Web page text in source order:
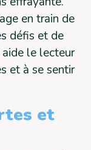
en train de
défis et de
le lecteur
et à se sentir
et